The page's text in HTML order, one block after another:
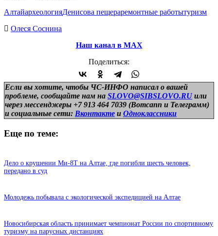
АлтайархеологияДенисова пещераремонтные работытуризм
Олеся Соснина
Наш канал в МАХ
Поделиться:
Если вы хотите, чтобы ЧС-ИНФО написал о вашей
проблеме, сообщайте нам на SLOVO@SIBSLOVO.RU или
через мессенджеры +7 913 464 7039 (Вотсапп и Телеграмм)
и социальные сети: Вконтакте и Одноклассники
Еще по теме:
Дело о крушении Ми-8Т на Алтае, где погибли шесть человек,
передано в суд
Молодежь побывала с экологической экспедицией на Алтае
Новосибирская область принимает чемпионат России по спортивному
туризму на парусных дистанциях